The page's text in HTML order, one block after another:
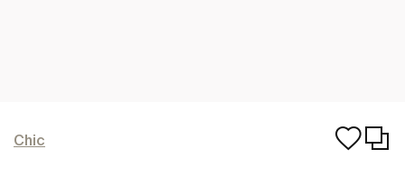
Chic